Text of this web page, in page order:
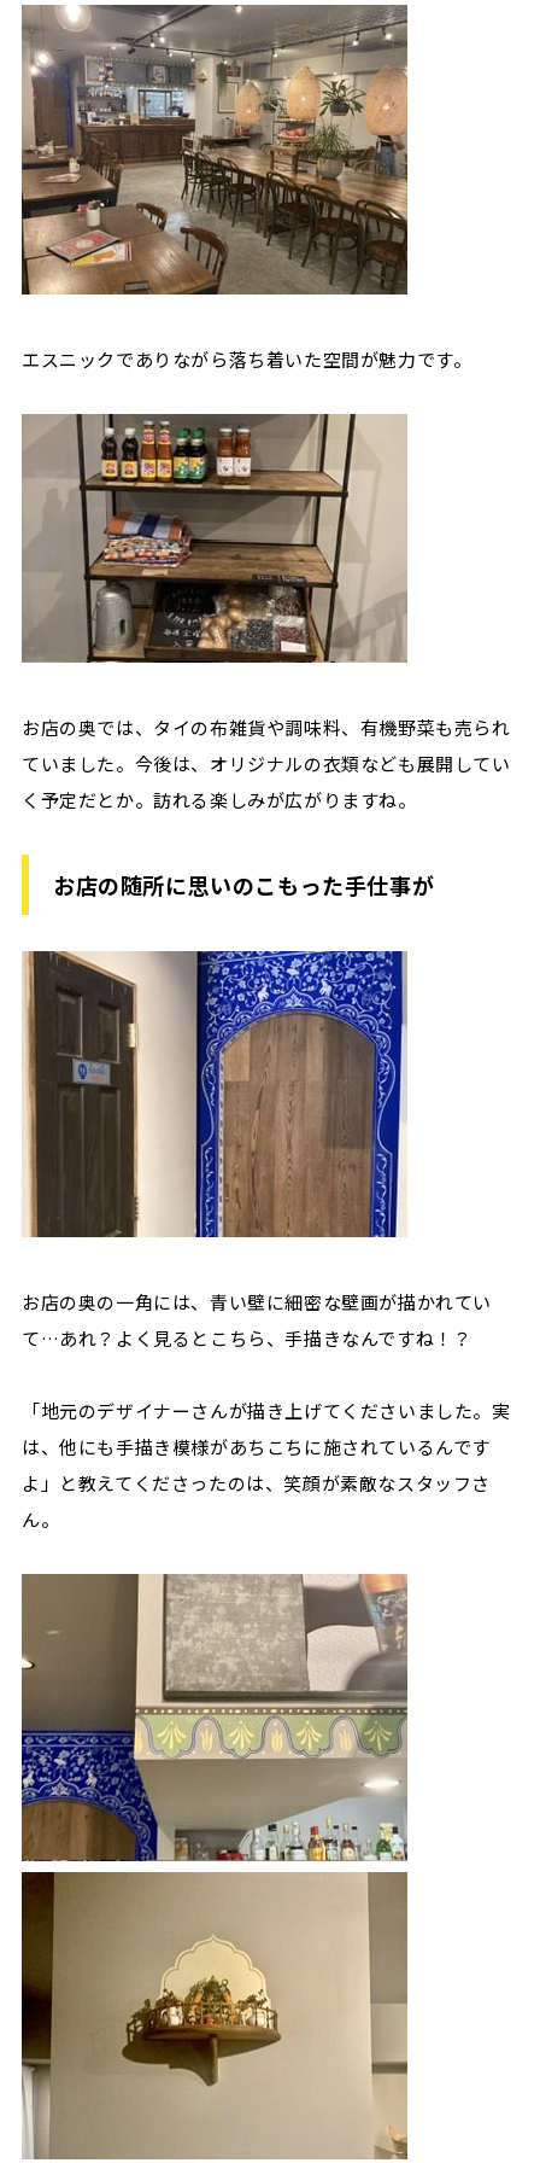
エスニックでありながら落ち着いた空間が魅力です。
お店の奥では、タイの布雑貨や調味料、有機野菜も売られ
ていました。今後は、オリジナルの衣類なども展開してい
く予定だとか。訪れる楽しみが広がりますね。
お店の随所に思いのこもった手仕事が
お店の奥の一角には、青い壁に細密な壁画が描かれてい
て…あれ？よく見るとこちら、手描きなんですね！？
「地元のデザイナーさんが描き上げてくださいました。実
は、他にも手描き模様があちこちに施されているんです
よ」と教えてくださったのは、笑顔が素敵なスタッフさ
ん。